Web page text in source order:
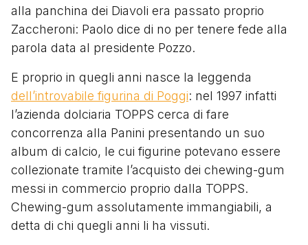
alla panchina dei Diavoli era passato proprio
Zaccheroni: Paolo dice di no per tenere fede alla
parola data al presidente Pozzo.
E proprio in quegli anni nasce la leggenda
dell’introvabile figurina di Poggi: nel 1997 infatti
l’azienda dolciaria TOPPS cerca di fare
concorrenza alla Panini presentando un suo
album di calcio, le cui figurine potevano essere
collezionate tramite l’acquisto dei chewing-gum
messi in commercio proprio dalla TOPPS.
Chewing-gum assolutamente immangiabili, a
detta di chi quegli anni li ha vissuti.